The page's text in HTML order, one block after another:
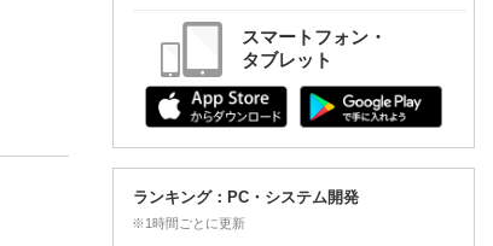
スマートフォン・
タブレット
ランキング：PC・システム開発
※1時間ごとに更新